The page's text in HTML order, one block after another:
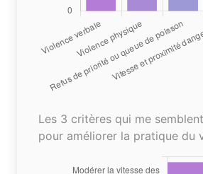
Les 3 critères qui me
pour améliorer la pratique du